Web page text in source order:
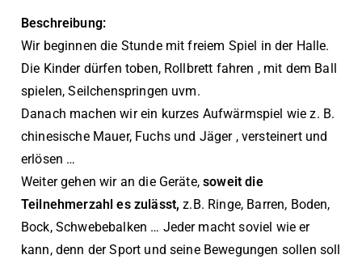
Beschreibung:
Wir beginnen die Stunde mit freiem Spiel in der Halle.
Die Kinder dürfen toben, Rollbrett fahren , mit dem Ball
spielen, Seilchenspringen uvm.
Danach machen wir ein kurzes Aufwärmspiel wie z. B.
chinesische Mauer, Fuchs und Jäger , versteinert und
erlösen …
Weiter gehen wir an die Geräte,soweit die
Teilnehmerzahl es zulässt, z.B. Ringe, Barren, Boden,
Bock, Schwebebalken … Jeder macht soviel wie er
kann, denn der Sport und seine Bewegungen sollen soll